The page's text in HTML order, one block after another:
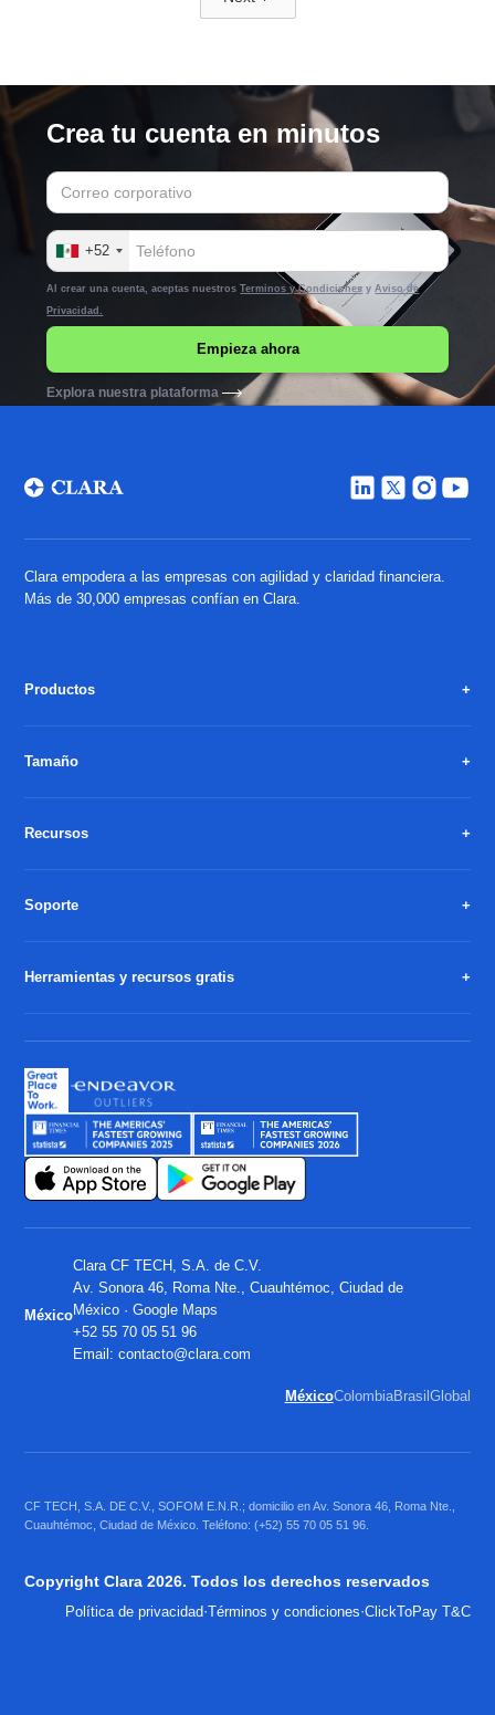
Crea tu cuenta en minutos
+52
Al crear una cuenta, aceptas nuestrosTerminos y CondicionesyAviso de
Privacidad.
Explora nuestra plataforma
Clara empodera a las empresas con agilidad y claridad financiera.
Más de 30,000 empresas confían en Clara.
Productos
Tamaño
Recursos
Soporte
Herramientas y recursos gratis
México
Clara CF TECH, S.A. de C.V.
Av. Sonora 46, Roma Nte., Cuauhtémoc, Ciudad de
México ·Google Maps
+52 55 70 05 51 96
Email:contacto@clara.com
MéxicoColombiaBrasil Global
CF TECH, S.A. DE C.V., SOFOM E.N.R.; domicilio en Av. Sonora 46, Roma Nte.,
Cuauhtémoc, Ciudad de México. Teléfono: (+52) 55 70 05 51 96.
Copyright Clara 2026. Todos los derechos reservados
Política de privacidad·Términos y condiciones·ClickToPay T&C